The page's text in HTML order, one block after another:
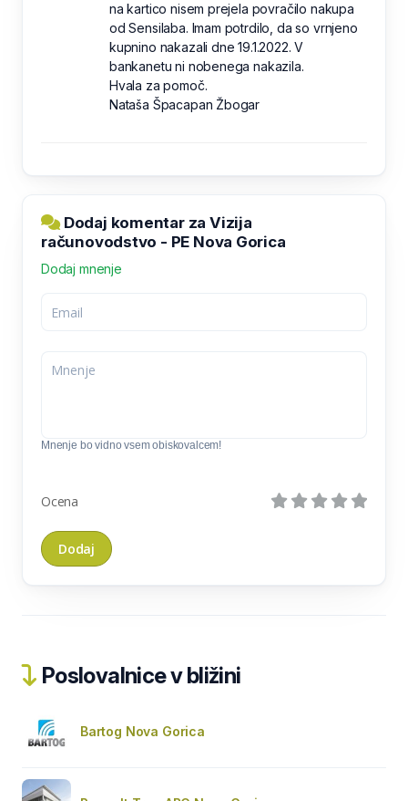
na kartico nisem prejela povračilo nakupa
od Sensilaba. Imam potrdilo, da so vrnjeno
kupnino nakazali dne 19.1.2022. V
bankanetu ni nobenega nakazila.
Hvala za pomoč.
Nataša Špacapan Žbogar
Dodaj komentar za Vizija
računovodstvo - PE Nova Gorica
Dodaj mnenje
Mnenje bo vidno vsem obiskovalcem!
Ocena
Poslovalnice v bližini
Bartog Nova Gorica